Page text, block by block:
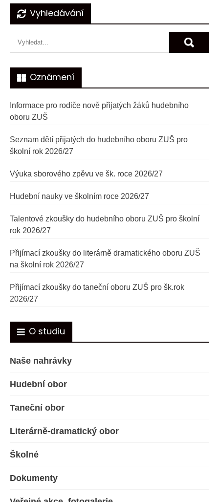
Navigace
pro
příspěvek
Vyhledávání
Oznámení
Informace pro rodiče nově přijatých žáků hudebního
oboru ZUŠ
Seznam dětí přijatých do hudebního oboru ZUŠ pro
školní rok 2026/27
Výuka sborového zpěvu ve šk. roce 2026/27
Hudební nauky ve školním roce 2026/27
Talentové zkoušky do hudebního oboru ZUŠ pro školní
rok 2026/27
Přijímací zkoušky do literárně dramatického oboru ZUŠ
na školní rok 2026/27
Přijímací zkoušky do taneční oboru ZUŠ pro šk.rok
2026/27
O studiu
Naše nahrávky
Hudební obor
Taneční obor
Literárně-dramatický obor
Školné
Dokumenty